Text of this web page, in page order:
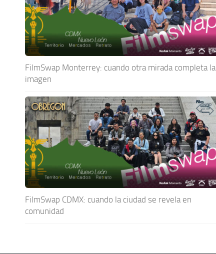
FilmSwap Monterrey: cuando otra mirada completa la
imagen
FilmSwap CDMX: cuando la ciudad se revela en
comunidad